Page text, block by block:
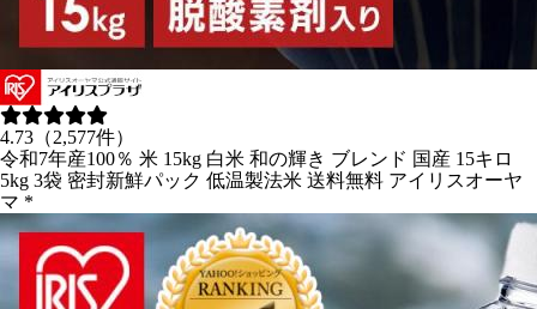
4.73（2,577件）
令和7年産100％ 米 15kg 白米 和の輝き ブレンド 国産 15キロ
5kg 3袋 密封新鮮パック 低温製法米 送料無料 アイリスオーヤ
マ *